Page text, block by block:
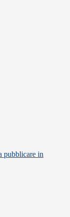
pubblicare in